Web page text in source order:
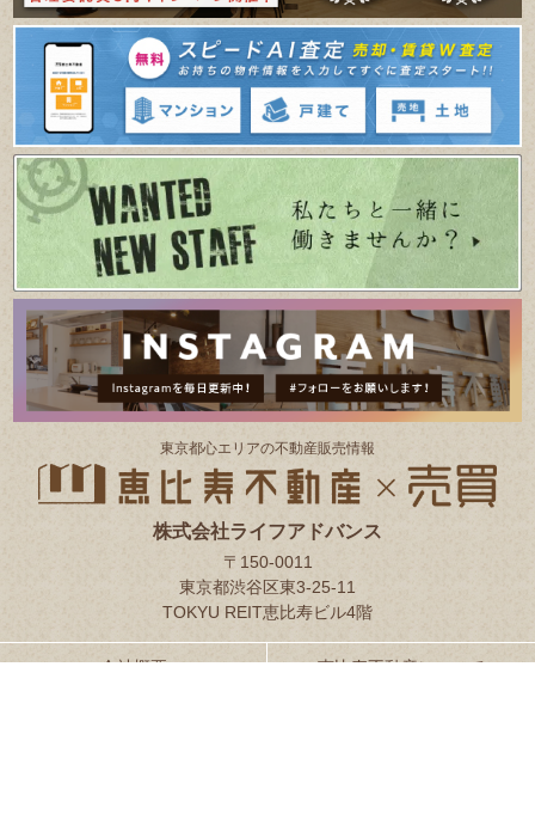
東京都⼼エリアの不動産販売情報
株式会社ライフアドバンス
〒150-0011
東京都渋谷区東3-25-11
TOKYU REIT恵比寿ビル4階
会社概要 恵比寿不動産について